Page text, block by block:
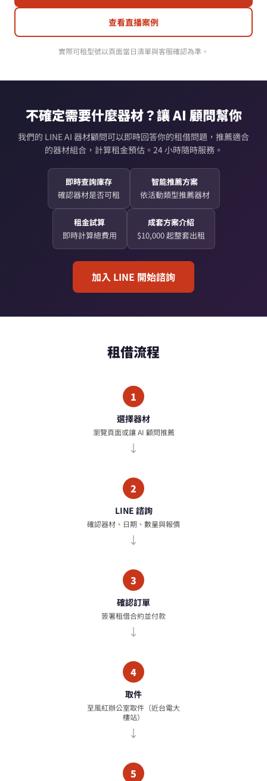
查看直播案例
實際可租型號以頁面當日清單與客服確認為準。
不確定需要什麼器材？讓 AI 顧問幫你
我們的 LINE AI 器材顧問可以即時回答你的租借問題，推薦適合
的器材組合，計算租金預估。24 小時隨時服務。
即時查詢庫存
確認器材是否可租
智能推薦方案
依活動類型推薦器材
租金試算
即時計算總費用
成套方案介紹
$10,000 起整套出租
加入 LINE 開始諮詢
租借流程
1
選擇器材
瀏覽頁面或讓 AI 顧問推薦
2
LINE 諮詢
確認器材、日期、數量與報價
3
確認訂單
簽署租借合約並付款
4
取件
至風紅辦公室取件（近台電大
樓站）
5